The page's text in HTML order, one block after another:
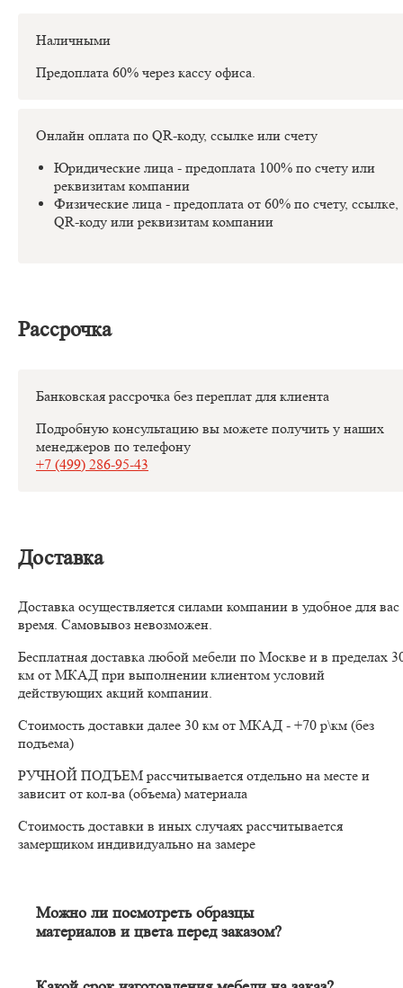
Наличными
Предоплата 60% через кассу офиса.
Онлайн оплата по QR-коду, ссылке или счету
Юридические лица - предоплата 100% по счету или
реквизитам компании
Физические лица - предоплата от 60% по счету, ссылке,
QR-коду или реквизитам компании
Рассрочка
Банковская рассрочка без переплат для клиента
Подробную консультацию вы можете получить у наших
менеджеров по телефону
+7 (499) 286-95-43
Доставка
Доставка осуществляется силами компании в удобное для вас
время. Самовывоз невозможен.
Бесплатная доставка любой мебели по Москве и в пределах
км от МКАД при выполнении клиентом условий
действующих акций компании.
Стоимость доставки далее 30 км от МКАД - +70 р\км (без
подъема)
РУЧНОЙ ПОДЪЕМ рассчитывается отдельно на месте и
зависит от кол-ва (объема) материала
Стоимость доставки в иных случаях рассчитывается
замерщиком индивидуально на замере
Можно ли посмотреть образцы
материалов и цвета перед заказом?
месте в собственном освещении увидеть, как будут выглядеть